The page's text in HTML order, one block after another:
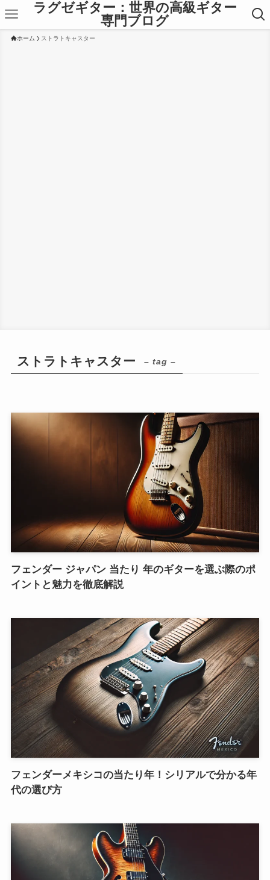
ラグゼギター：世界の高級ギター
専門ブログ
ホーム ストラトキャスター
ストラトキャスター – tag –
フェンダー ジャパン 当たり 年のギターを選ぶ際のポ
イントと魅力を徹底解説
フェンダーメキシコの当たり年！シリアルで分かる年
代の選び方